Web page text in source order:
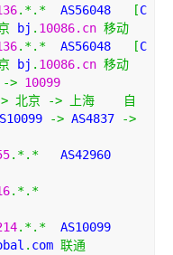
.*.*
  AS56048
[C
bj . 10086.cn 移动
.*.*
  AS56048
[C
bj . 10086.cn 移动
-> 10099
北京 -> 上海
自
-> AS4837
->
.*.*
.*.*
.*.*
. com 联通